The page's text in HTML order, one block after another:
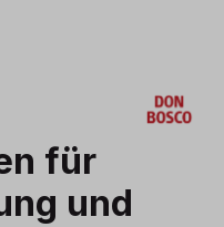
für
und